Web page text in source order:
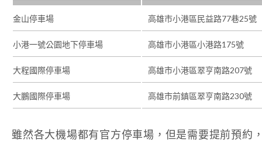
金山停車場 高雄市小港區民益路77巷25號
小港一號公園地下停車場 高雄市小港區小港路175號
大程國際停車場 高雄市小港區翠亨南路207號
大鵬國際停車場 高雄市前鎮區翠亨南路230號
雖然各大機場都有官方停車場，但是需要提前預約